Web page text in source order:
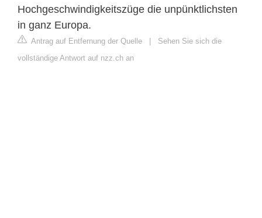
Hochgeschwindigkeitszüge die unpünktlichsten
in ganz Europa.
Antrag auf Entfernung der Quelle | Sehen Sie sich die
vollständige Antwort auf nzz.ch an